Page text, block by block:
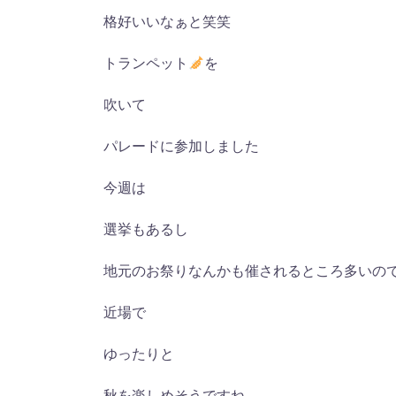
格好いいなぁと笑笑
トランペット を
吹いて
パレードに参加しました
今週は
選挙もあるし
地元のお祭りなんかも催されるところ多いの
近場で
ゆったりと